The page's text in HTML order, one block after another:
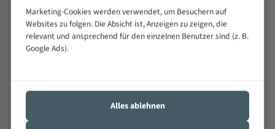
Positiver Spanwinkel
Bandkörper aus hochlegiertem Federstahl
Legierte HSS-beschichtete Zahnspitzen
Marketing-Cookies werden verwendet, um Besuchern auf
Websites zu folgen. Die Absicht ist, Anzeigen zu zeigen, die
relevant und ansprechend für den einzelnen Benutzer sind (z. B.
Google Ads).
Alles ablehnen